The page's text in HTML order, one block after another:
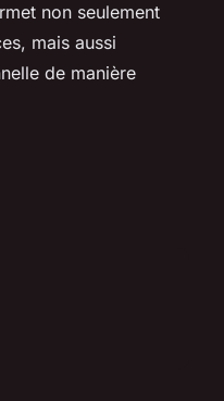
non seulement
mais aussi
de manière